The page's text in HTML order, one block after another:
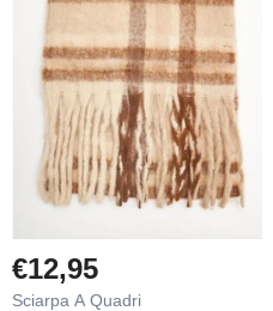
Sciarpa A Quadri
€12,95